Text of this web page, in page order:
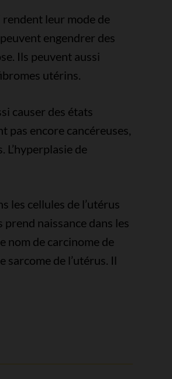
rendent leur mode de
engendrer des
Ils peuvent aussi
utérins.
causer des états
pas encore cancéreuses,
L’hyperplasie de
les cellules de l’utérus
prend naissance dans les
nom de carcinome de
sarcome de l’utérus. Il